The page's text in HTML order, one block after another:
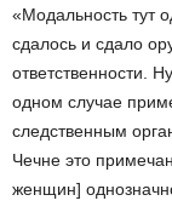
«Модальность тут
сдалось и сдало
ответственности.
одном случае
следственным
Чечне это
женщин]